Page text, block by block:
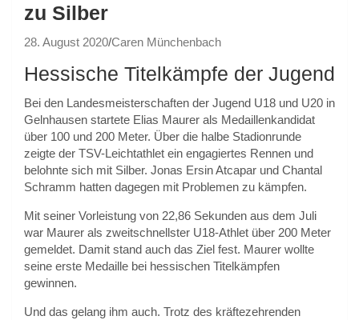
zu Silber
28. August 2020 Caren Münchenbach
Hessische Titelkämpfe der Jugend
Bei den Landesmeisterschaften der Jugend U18 und U20 in
Gelnhausen startete Elias Maurer als Medaillenkandidat
über 100 und 200 Meter. Über die halbe Stadionrunde
zeigte der TSV-Leichtathlet ein engagiertes Rennen und
belohnte sich mit Silber. Jonas Ersin Atcapar und Chantal
Schramm hatten dagegen mit Problemen zu kämpfen.
Mit seiner Vorleistung von 22,86 Sekunden aus dem Juli
war Maurer als zweitschnellster U18-Athlet über 200 Meter
gemeldet. Damit stand auch das Ziel fest. Maurer wollte
seine erste Medaille bei hessischen Titelkämpfen
gewinnen.
Und das gelang ihm auch. Trotz des kräftezehrenden